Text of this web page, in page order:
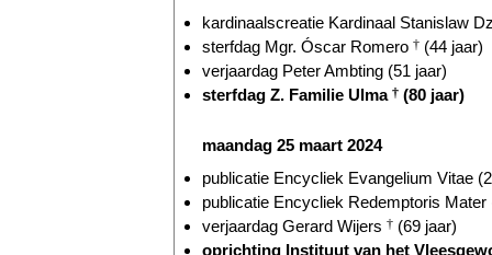
kardinaalscreatie Kardinaal Stanislaw
sterfdag Mgr. Óscar Romero † (44 jaar)
verjaardag Peter Ambting (51 jaar)
sterfdag Z. Familie Ulma † (80 jaar)
maandag 25 maart 2024
publicatie Encycliek Evangelium Vitae
publicatie Encycliek Redemptoris Mater
verjaardag Gerard Wijers † (69 jaar)
oprichting Instituut van het